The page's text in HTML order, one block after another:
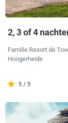
2, 3 of 4
Familie Resort de
Hoogerheide
5 / 5